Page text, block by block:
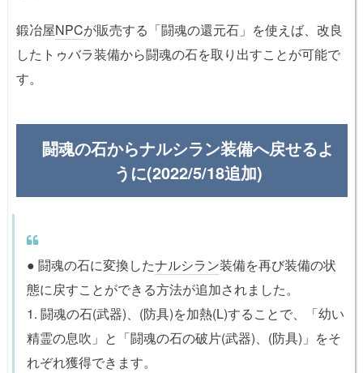
鍛冶屋NPCが販売する「闘魂の還元石」を使えば、改良
したトゥバラ装備から闘魂の石を取り出すことが可能で
す。
闘魂の石からナルシラン装備へ戻せるよ
うに(2022/5/18追加)
● 闘魂の石に変換したナルシラン装備を再び装備の状
態に戻すことができる方法が追加されました。
1. 闘魂の石(武器)、(防具)を加熱(L)することで、「幼い
精霊の息吹」と「闘魂の石の破片(武器)、(防具)」をそ
れぞれ獲得できます。